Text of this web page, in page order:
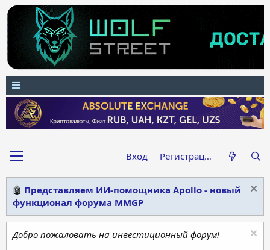
Вход Регистрация
🤖 Представляем ИИ-помощника Apollo - новый
функционал форума MMGP
Добро пожаловать на инвестиционный форум!